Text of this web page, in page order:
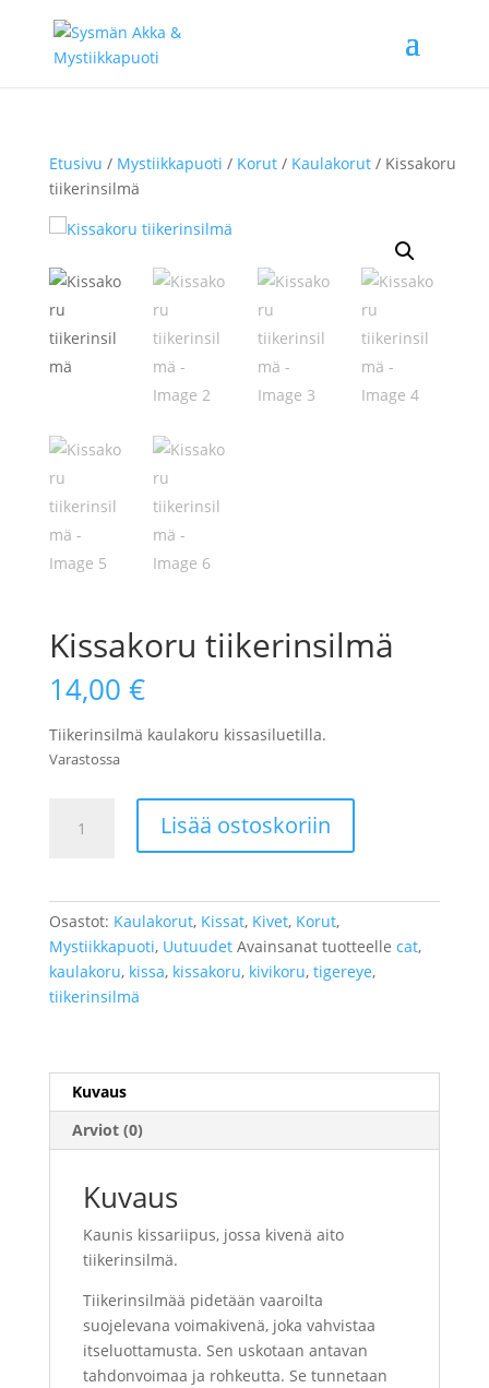
Etusivu / Mystiikkapuoti / Korut/ Kaulakorut/ Kissakoru
tiikerinsilmä
Kissakoru tiikerinsilmä
14,00 €
Tiikerinsilmä kaulakoru kissasiluetilla.
Varastossa
tiikerinsilmä
Lisää ostoskoriin
Osastot: Kaulakorut, Kissat, Kivet, Korut,
Mystiikkapuoti, Uutuudet Avainsanat tuotteelle cat,
kaulakoru, kissa, kissakoru, kivikoru, tigereye,
tiikerinsilmä
Kuvaus
Arviot (0)
Kuvaus
Kaunis kissariipus, jossa kivenä aito
tiikerinsilmä.
Tiikerinsilmää pidetään vaaroilta
suojelevana voimakivenä, joka vahvistaa
itseluottamusta. Sen uskotaan antavan
tahdonvoimaa ja rohkeutta. Se tunnetaan